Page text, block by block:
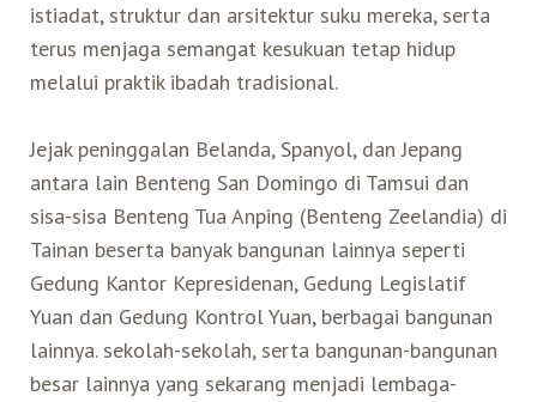
istiadat, struktur dan arsitektur suku mereka, serta
terus menjaga semangat kesukuan tetap hidup
melalui praktik ibadah tradisional.
Jejak peninggalan Belanda, Spanyol, dan Jepang
antara lain Benteng San Domingo di Tamsui dan
sisa-sisa Benteng Tua Anping (Benteng Zeelandia) di
Tainan beserta banyak bangunan lainnya seperti
Gedung Kantor Kepresidenan, Gedung Legislatif
Yuan dan Gedung Kontrol Yuan, berbagai bangunan
lainnya. sekolah-sekolah, serta bangunan-bangunan
besar lainnya yang sekarang menjadi lembaga-